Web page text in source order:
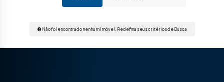
Não foi encontrado nenhum Imóvel. Redefina seus critérios de Busca